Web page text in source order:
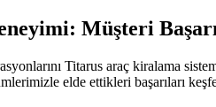
Müşteri
Titarus araç kiralama
elde ettikleri başarıları